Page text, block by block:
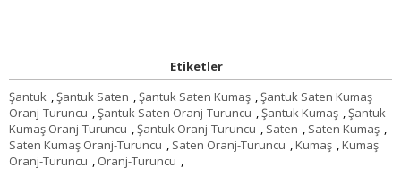
Etiketler
Şantuk ,Şantuk Saten ,Şantuk Saten Kumaş ,Şantuk Saten Kumaş
Oranj-Turuncu ,Şantuk Saten Oranj-Turuncu ,Şantuk Kumaş ,Şantuk
Kumaş Oranj-Turuncu ,Şantuk Oranj-Turuncu , Saten , Saten Kumaş ,
Saten Kumaş Oranj-Turuncu , Saten Oranj-Turuncu ,Kumaş ,Kumaş
Oranj-Turuncu , Oranj-Turuncu ,